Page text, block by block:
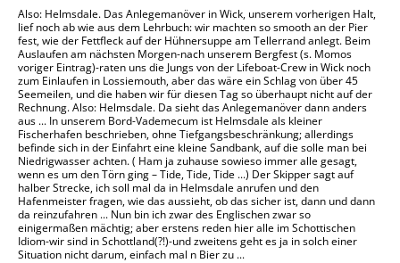
Also: Helmsdale. Das Anlegemanöver in Wick, unserem vorherigen Halt,
lief noch ab wie aus dem Lehrbuch: wir machten so smooth an der Pier
fest, wie der Fettfleck auf der Hühnersuppe am Tellerrand anlegt. Beim
Auslaufen am nächsten Morgen-nach unserem Bergfest (s. Momos
voriger Eintrag)-raten uns die Jungs von der Lifeboat-Crew in Wick noch
zum Einlaufen in Lossiemouth, aber das wäre ein Schlag von über 45
Seemeilen, und die haben wir für diesen Tag so überhaupt nicht auf der
Rechnung. Also: Helmsdale. Da sieht das Anlegemanöver dann anders
aus ... In unserem Bord-Vademecum ist Helmsdale als kleiner
Fischerhafen beschrieben, ohne Tiefgangsbeschränkung; allerdings
befinde sich in der Einfahrt eine kleine Sandbank, auf die solle man bei
Niedrigwasser achten. ( Ham ja zuhause sowieso immer alle gesagt,
wenn es um den Törn ging – Tide, Tide, Tide ...) Der Skipper sagt auf
halber Strecke, ich soll mal da in Helmsdale anrufen und den
Hafenmeister fragen, wie das aussieht, ob das sicher ist, dann und dann
da reinzufahren ... Nun bin ich zwar des Englischen zwar so
einigermaßen mächtig; aber erstens reden hier alle im Schottischen
Idiom-wir sind in Schottland(?!)-und zweitens geht es ja in solch einer
Situation nicht darum, einfach mal n Bier zu ...